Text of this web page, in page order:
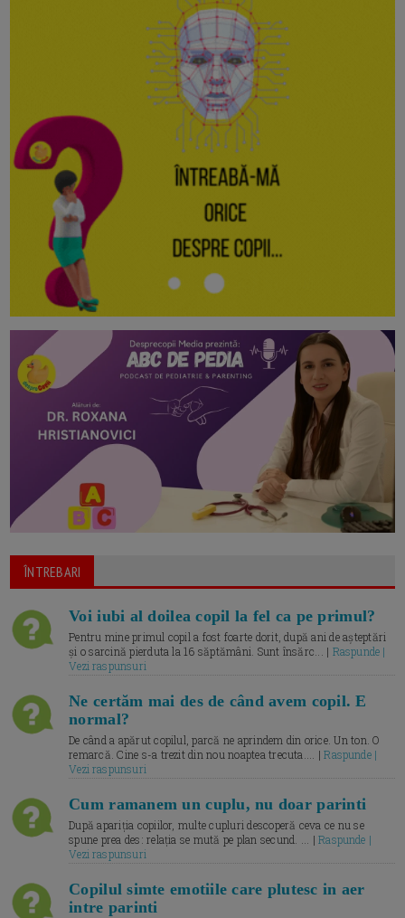
ÎNTREBARI
Voi iubi al doilea copil la fel ca pe primul?
Pentru mine primul copil a fost foarte dorit, după ani de așteptări
și o sarcină pierduta la 16 săptămâni. Sunt însărc... | Raspunde |
Vezi raspunsuri
Ne certăm mai des de când avem copil. E
normal?
De când a apărut copilul, parcă ne aprindem din orice. Un ton. O
remarcă. Cine s-a trezit din nou noaptea trecuta.... |Raspunde |
Vezi raspunsuri
Cum ramanem un cuplu, nu doar parinti
După apariția copiilor, multe cupluri descoperă ceva ce nu se
spune prea des: relația se mută pe plan secund. ... |Raspunde |
Vezi raspunsuri
Copilul simte emotiile care plutesc in aer
intre parinti